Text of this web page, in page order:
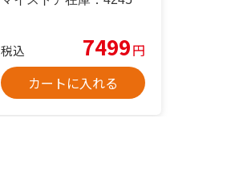
税込 7499円
カートに入れる